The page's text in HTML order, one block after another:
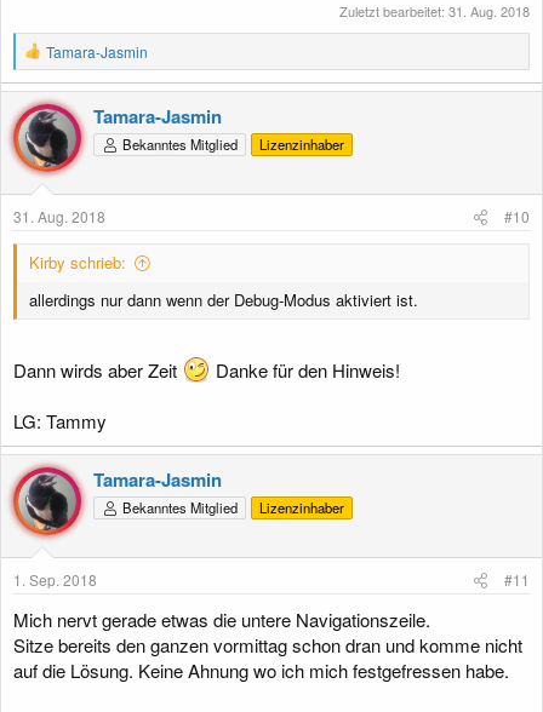
Zuletzt bearbeitet: 31. Aug. 2018
R
e
a
k
t
i
o
n
n
Tamara-Jasmin
Tamara-Jasmin
Bekanntes Mitglied Lizenzinhaber
31. Aug. 2018 #10
Kirby schrieb:
allerdings nur dann wenn der Debug-Modus aktiviert ist.
Dann wirds aber Zeit
Danke für den Hinweis!
LG: Tammy
Tamara-Jasmin
Bekanntes Mitglied Lizenzinhaber
1. Sep. 2018 #11
Mich nervt gerade etwas die untere Navigationszeile.
Sitze bereits den ganzen vormittag schon dran und komme nicht
auf die Lösung. Keine Ahnung wo ich mich festgefressen habe.